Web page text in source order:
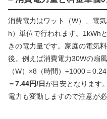
消費電力はワット（W）、電
h）単位で行われます。1kWh
きの電力量です。家庭の電気
後。例えば消費電力30Wの扇
（W）×8（時間）÷1000＝
＝7.44円/日が目安となります
電力も変動しますので注意が必